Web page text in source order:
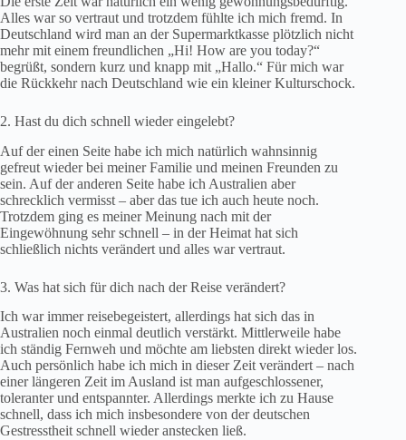
Alles war so vertraut und trotzdem fühlte ich mich fremd. In
Deutschland wird man an der Supermarktkasse plötzlich nicht
mehr mit einem freundlichen „Hi! How are you today?“
begrüßt, sondern kurz und knapp mit „Hallo.“ Für mich war
die Rückkehr nach Deutschland wie ein kleiner Kulturschock.
2. Hast du dich schnell wieder eingelebt?
Auf der einen Seite habe ich mich natürlich wahnsinnig
gefreut wieder bei meiner Familie und meinen Freunden zu
sein. Auf der anderen Seite habe ich Australien aber
schrecklich vermisst – aber das tue ich auch heute noch.
Trotzdem ging es meiner Meinung nach mit der
Eingewöhnung sehr schnell – in der Heimat hat sich
schließlich nichts verändert und alles war vertraut.
3. Was hat sich für dich nach der Reise verändert?
Ich war immer reisebegeistert, allerdings hat sich das in
Australien noch einmal deutlich verstärkt. Mittlerweile habe
ich ständig Fernweh und möchte am liebsten direkt wieder los.
Auch persönlich habe ich mich in dieser Zeit verändert – nach
einer längeren Zeit im Ausland ist man aufgeschlossener,
toleranter und entspannter. Allerdings merkte ich zu Hause
schnell, dass ich mich insbesondere von der deutschen
Gestresstheit schnell wieder anstecken ließ.